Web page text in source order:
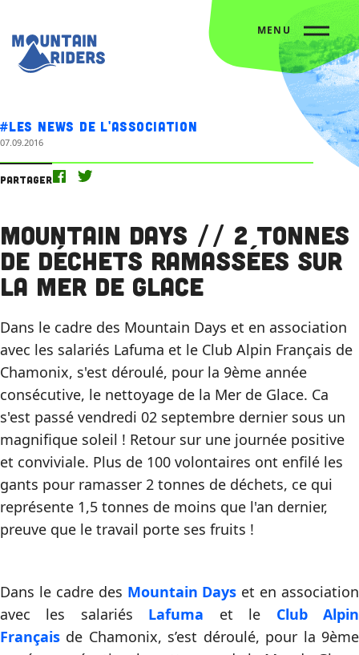
MENU
#Les news de l'association
07.09.2016
Partager
Mountain Days // 2 tonnes
de déchets ramassées sur
la Mer de Glace
Dans le cadre des Mountain Days et en association
avec les salariés Lafuma et le Club Alpin Français de
Chamonix, s'est déroulé, pour la 9ème année
consécutive, le nettoyage de la Mer de Glace. Ca
s'est passé vendredi 02 septembre dernier sous un
magnifique soleil ! Retour sur une journée positive
et conviviale. Plus de 100 volontaires ont enfilé les
gants pour ramasser 2 tonnes de déchets, ce qui
représente 1,5 tonnes de moins que l'an dernier,
preuve que le travail porte ses fruits !
Dans le cadre des Mountain Days et en association
avec les salariés Lafuma et le Club Alpin
Français de Chamonix, s’est déroulé, pour la 9ème